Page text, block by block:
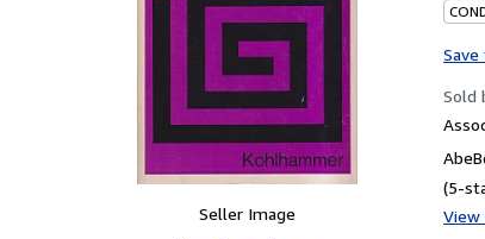
Seller Image
Sold
(5-